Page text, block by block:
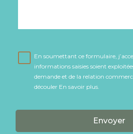
En soumettant ce formulaire,
informations saisies soient
demande et de la relation
découler En savoir plus